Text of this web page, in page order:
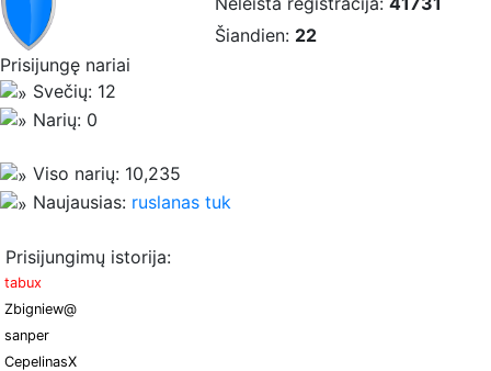
Šiandien: 22
Prisijungę nariai
Svečių: 12
Narių: 0
Viso narių: 10,235
Naujausias: ruslanas tuk
Prisijungimų istorija:
tabux
Zbigniew@
sanper
CepelinasX